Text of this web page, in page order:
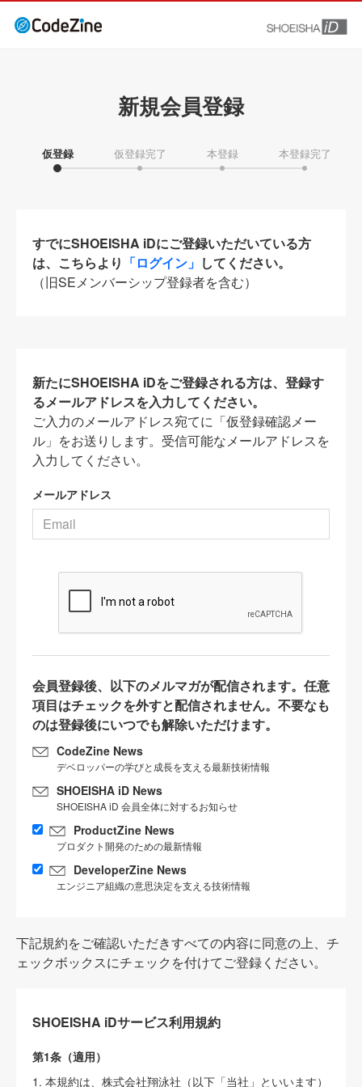
新規会員登録
仮登録 仮登録完了 本登録 本登録完了
すでにSHOEISHA iDにご登録いただいている方
は、こちらより 「ログイン」 してください。
（旧SEメンバーシップ登録者を含む）
新たにSHOEISHA iDをご登録される方は、登録す
るメールアドレスを入力してください。
ご入力のメールアドレス宛てに「仮登録確認メー
ル」をお送りします。受信可能なメールアドレスを
入力してください。
メールアドレス
会員登録後、以下のメルマガが配信されます。任意
項目はチェックを外すと配信されません。不要なも
のは登録後にいつでも解除いただけます。
CodeZine News
デベロッパーの学びと成長を支える最新技術情報
SHOEISHA iD News
SHOEISHA iD 会員全体に対するお知らせ
ProductZine News
プロダクト開発のための最新情報
DeveloperZine News
エンジニア組織の意思決定を支える技術情報
下記規約をご確認いただきすべての内容に同意の上、チ
ェックボックスにチェックを付けてご登録ください。
SHOEISHA iDサービス利用規約
第1条（適用）
1. 本規約は、株式会社翔泳社（以下「当社」といいます）